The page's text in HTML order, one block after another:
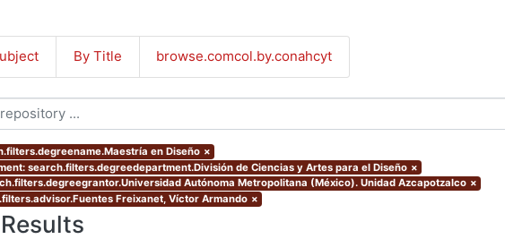
By Title browse.comcol.by.conahcyt
en Diseño ×
search.filters.degreedepartment.División de Ciencias y Artes para el Diseño ×
Autónoma Metropolitana (México). Unidad Azcapotzalco ×
Freixanet, Víctor Armando ×